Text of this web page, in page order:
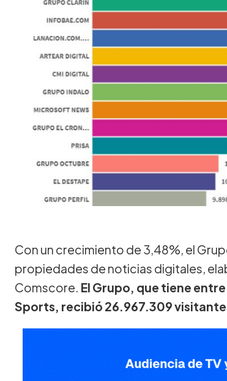
Con un crecimiento de 3,48%, el
propiedades de noticias digitales,
Comscore. El Grupo, que tiene
Sports, recibió 26.967.309